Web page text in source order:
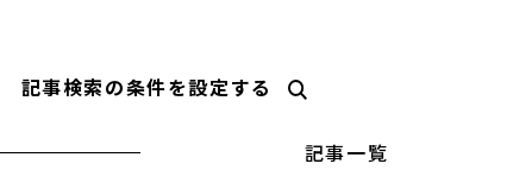
記事検索の条件を設定する
記事一覧